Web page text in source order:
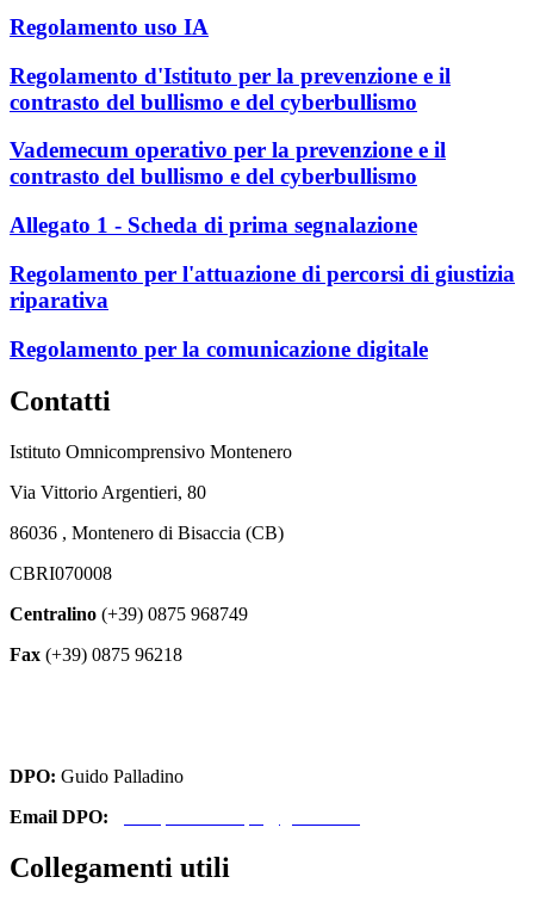
Regolamento uso IA
Regolamento d'Istituto per la prevenzione e il
contrasto del bullismo e del cyberbullismo
Vademecum operativo per la prevenzione e il
contrasto del bullismo e del cyberbullismo
Allegato 1 - Scheda di prima segnalazione
Regolamento per l'attuazione di percorsi di giustizia
riparativa
Regolamento per la comunicazione digitale
Contatti
Istituto Omnicomprensivo Montenero
Via Vittorio Argentieri, 80
86036 , Montenero di Bisaccia (CB)
CBRI070008
Centralino (+39) 0875 968749
Fax (+39) 0875 96218
DPO: Guido Palladino
Email DPO:
Collegamenti utili